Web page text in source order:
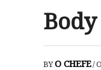
BYO CHEFE/